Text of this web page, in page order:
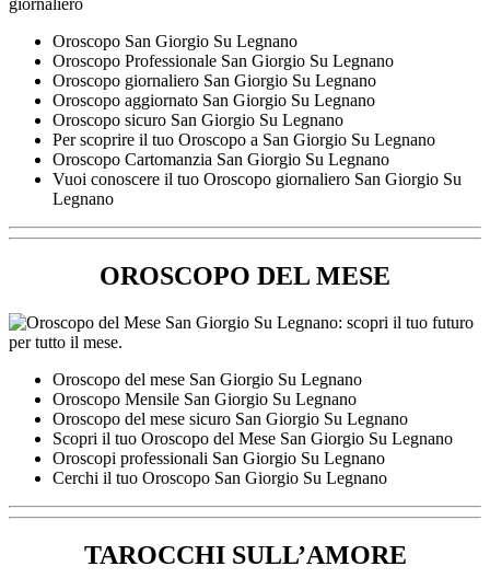
Oroscopo San Giorgio Su Legnano
Oroscopo Professionale San Giorgio Su Legnano
Oroscopo giornaliero San Giorgio Su Legnano
Oroscopo aggiornato San Giorgio Su Legnano
Oroscopo sicuro San Giorgio Su Legnano
Per scoprire il tuo Oroscopo a San Giorgio Su Legnano
Oroscopo Cartomanzia San Giorgio Su Legnano
Vuoi conoscere il tuo Oroscopo giornaliero San Giorgio Su
Legnano
OROSCOPO DEL MESE
Oroscopo del mese San Giorgio Su Legnano
Oroscopo Mensile San Giorgio Su Legnano
Oroscopo del mese sicuro San Giorgio Su Legnano
Scopri il tuo Oroscopo del Mese San Giorgio Su Legnano
Oroscopi professionali San Giorgio Su Legnano
Cerchi il tuo Oroscopo San Giorgio Su Legnano
TAROCCHI SULL’AMORE